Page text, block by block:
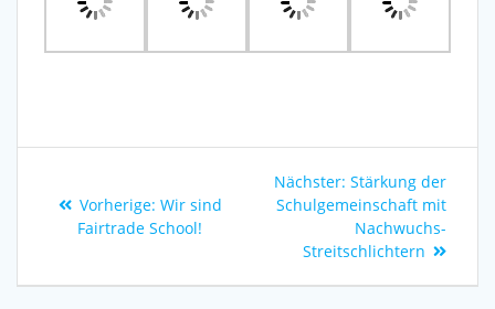
Vorherige: Wir sind
Fairtrade School!
Nächster: Stärkung der
Schulgemeinschaft mit
Nachwuchs-
Streitschlichtern